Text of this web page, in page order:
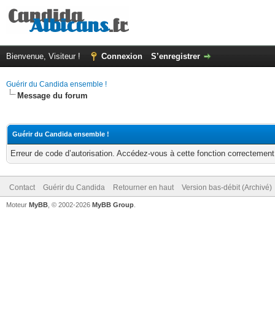
Bienvenue, Visiteur ! Connexion S’enregistrer
Guérir du Candida ensemble !
Message du forum
Guérir du Candida ensemble !
Erreur de code d’autorisation. Accédez-vous à cette fonction
Contact Guérir du Candida Retourner en haut Version bas-débit (Archivé)
Moteur MyBB , © 2002-2026 MyBB Group